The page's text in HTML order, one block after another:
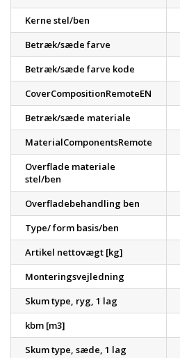
Kerne stel/ben
Betræk/sæde farve
Betræk/sæde farve kode
CoverCompositionRemoteEN
Betræk/sæde materiale
MaterialComponentsRemote
Overflade materiale
stel/ben
Overfladebehandling ben
Type/ form basis/ben
Artikel nettovægt [kg]
Monteringsvejledning
Skum type, ryg, 1 lag
kbm [m3]
Skum type, sæde, 1 lag